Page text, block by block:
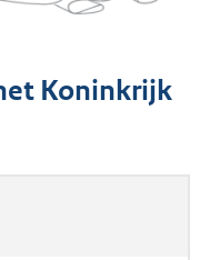
Koninkrijk